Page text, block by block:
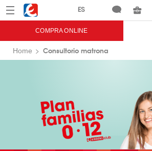
Menú Eroski
COMPRA ONLINE
Home Consultorio matrona